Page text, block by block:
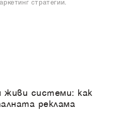
стратегии.
живи системи: как
реклама